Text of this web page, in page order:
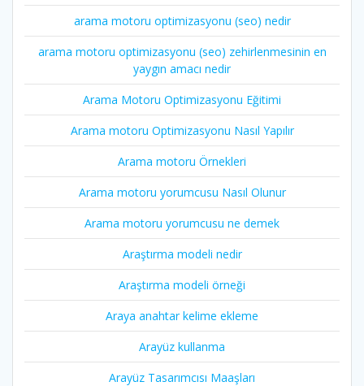
arama motoru optimizasyonu (seo) nedir
arama motoru optimizasyonu (seo) zehirlenmesinin en
yaygın amacı nedir
Arama Motoru Optimizasyonu Eğitimi
Arama motoru Optimizasyonu Nasıl Yapılır
Arama motoru Örnekleri
Arama motoru yorumcusu Nasıl Olunur
Arama motoru yorumcusu ne demek
Araştırma modeli nedir
Araştırma modeli örneği
Araya anahtar kelime ekleme
Arayüz kullanma
Arayüz Tasarımcısı Maaşları